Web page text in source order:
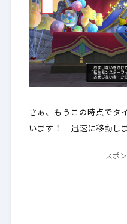
さぁ、もうこの時点でタ
います！ 迅速に移動しま
スポ